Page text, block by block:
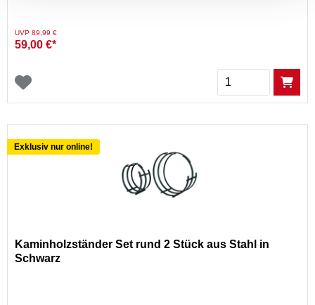
Preis reduziert von
UVP 89,99 €auf
59,00 €*
Menge
Exklusiv nur online!
Kaminholzständer Set rund 2 Stück aus Stahl in
Schwarz